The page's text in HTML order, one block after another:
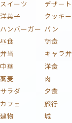
スイーツ デザート
洋菓子
クッキー
ハンバーガー パン
昼食
朝食
弁当
キャラ弁
中華
洋食
蕎麦
肉
サラダ
夕食
カフェ
旅行
建物
城